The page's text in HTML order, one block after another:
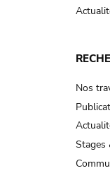
Nos
Stages